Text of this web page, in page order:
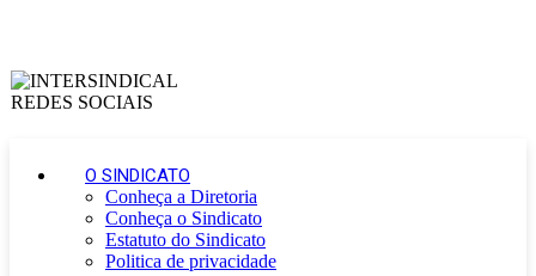
O SINDICATO
Conheça a Diretoria
Conheça o Sindicato
Estatuto do Sindicato
Politica de privacidade